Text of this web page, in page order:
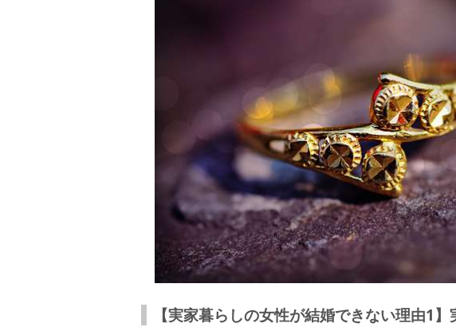
【実家暮らしの女性が結婚できない理由1